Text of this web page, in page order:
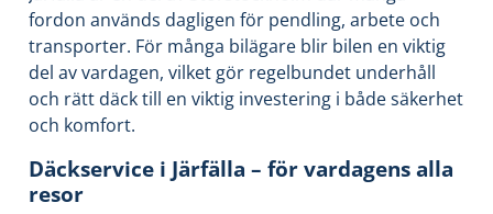
fordon används dagligen för pendling, arbete och
transporter. För många bilägare blir bilen en viktig
del av vardagen, vilket gör regelbundet underhåll
och rätt däck till en viktig investering i både säkerhet
och komfort.
Däckservice i Järfälla – för vardagens alla
resor